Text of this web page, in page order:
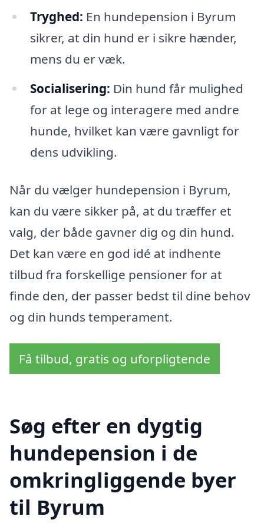
Tryghed: En hundepension i Byrum
sikrer, at din hund er i sikre hænder,
mens du er væk.
Socialisering: Din hund får mulighed
for at lege og interagere med andre
hunde, hvilket kan være gavnligt for
dens udvikling.
Når du vælger hundepension i Byrum,
kan du være sikker på, at du træffer et
valg, der både gavner dig og din hund.
Det kan være en god idé at indhente
tilbud fra forskellige pensioner for at
finde den, der passer bedst til dine behov
og din hunds temperament.
Få tilbud, gratis og uforpligtende
Søg efter en dygtig
hundepension i de
omkringliggende byer
til Byrum